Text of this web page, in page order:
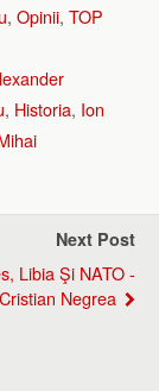
, Opinii, TOP
, Historia, Ion
Next Post
Libia Şi NATO -
Negrea